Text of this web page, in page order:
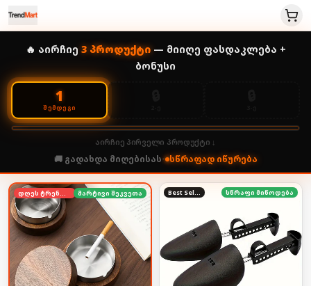
🔥 აირჩიე 3პროდუქტი— მიიღე ფასდაკლება +
ბონუსი
1
ᲨᲔᲛᲓᲔᲒᲘ
აირჩიე პირველი პროდუქტი ↓
🚚 გადახდა მიღებისას• სწრაფად იწურება
დღეს ტრენდში მარტივი შეკვეთა Best Seller სწრაფი მიწოდება